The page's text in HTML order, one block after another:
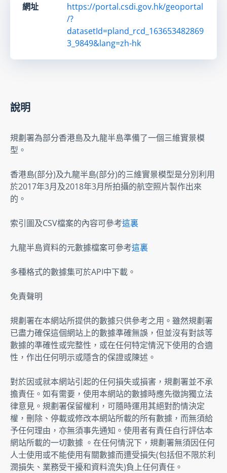
網址
https://portal.csdi.gov.hk/geoportal
/?
datasetId=pland_rcd_163653482869
3_9849&lang=zh-hk
說明
規劃署為部分香港島及九龍半島準備了一個三維實景模
型。
香港島(部分)及九龍半島(部分)的三維實景模型是分別利用
於2017年3月及2018年3月所拍攝的航空照片製作出來
的。
索引圖及CSV檔案的內容可參考這裏
九龍半島資料的元數據檔案可參考這裏
多種格式的數據集可於API中下載。
免責聲明
規劃署在本網站所提供的數據只供參考之用。雖然規劃署
已盡力確保這個網站上的數據準確無誤，但並沒有對該等
數據的準確性或完整性，或在任何特定情況下使用的合適
性，作出任何明示或隱含的保證或陳述。
對於因或就本網站引起的任何損失或損害，規劃署並不承
擔責任。如有需要，使用本網站的數據時應先徵詢獨立法
律意見。規劃署保留權利，可隨時運用其絕對酌情決定
權，刪除、停載或修改本網站所載的所有數據，而無須給
予任何理由，亦無須事先通知。使用者有責任自行評估本
網站所載的一切數據 。在任何情況下，規劃署無須因任何
人士使用或不能使用有關數據而遭受損失(包括但不限於利
潤損失、業務受干擾和資料流失)負上任何責任。